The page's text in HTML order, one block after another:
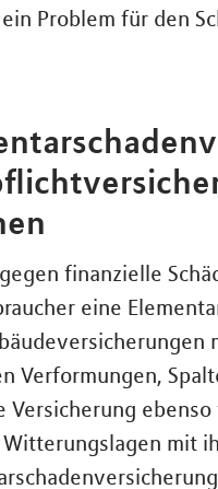
Problem für den
finanzielle
eine
Verformungen,
Versicherung
mit